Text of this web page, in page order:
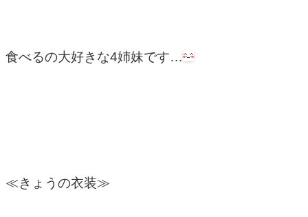
食べるの大好きな4姉妹です…
≪きょうの衣装≫